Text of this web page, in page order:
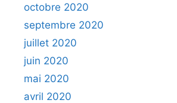
octobre 2020
septembre 2020
juillet 2020
juin 2020
mai 2020
avril 2020